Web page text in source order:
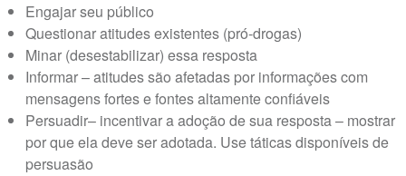
Engajar seu público
Questionar atitudes existentes (pró-drogas)
Minar (desestabilizar) essa resposta
Informar – atitudes são afetadas por informações com
mensagens fortes e fontes altamente confiáveis
Persuadir– incentivar a adoção de sua resposta – mostrar
por que ela deve ser adotada. Use táticas disponíveis de
persuasão